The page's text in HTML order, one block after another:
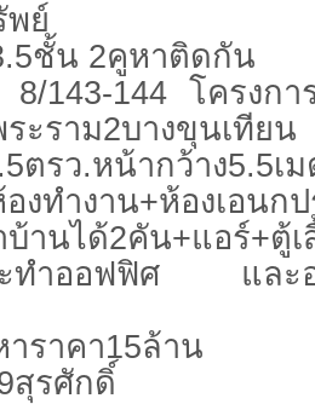
พย์
ชั้น 2คูหาติดกัน
8/143-144 โครงก
ะราม2บางขุนเทียน
ตรว.หน้ากว้
งทำงาน+ห้องเอน
านได้2คัน+แอร์+ตู้
ออฟฟิศ และอยู่
ราคา15ล้าน
สุรศักดิ์